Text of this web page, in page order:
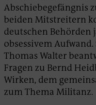
Abschiebegefängnis
beiden Mitstreitern
deutschen Behörden
obsessivem
Thomas Walter
Fragen zu Bernd
Wirken, dem
zum Thema Militanz.